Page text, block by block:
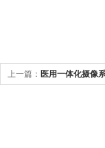
上一篇： 医用一体化摄像